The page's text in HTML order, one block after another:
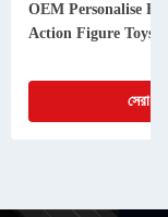
OEM Personalise
Action Figure Toys
সেরা